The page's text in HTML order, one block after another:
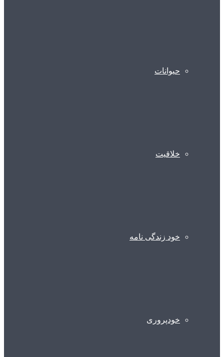
حیوانات
خلاقیت
خود زندگی نامه
خودپروری